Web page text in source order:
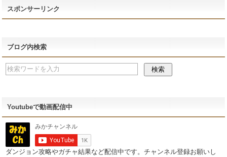
スポンサーリンク
ブログ内検索
Youtubeで動画配信中
ダンジョン攻略やガチャ結果など配信中です。チャンネル登録お願いし